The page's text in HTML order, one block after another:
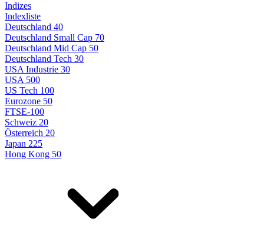
Indizes
Indexliste
Deutschland 40
Deutschland Small Cap 70
Deutschland Mid Cap 50
Deutschland Tech 30
USA Industrie 30
USA 500
US Tech 100
Eurozone 50
FTSE-100
Schweiz 20
Österreich 20
Japan 225
Hong Kong 50